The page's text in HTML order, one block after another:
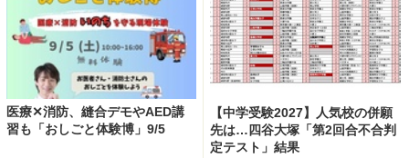
医療✕消防、縫合デモやAED講
習も「おしごと体験博」9/5
【中学受験2027】人気校の併願
先は…四谷大塚「第2回合不合判
定テスト」結果